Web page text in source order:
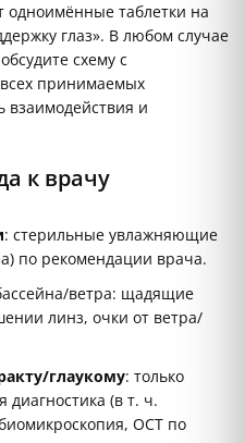
одноимённые таблетки на
глаз». В любом случае
схему с
принимаемых
взаимодействия и
к врачу
: стерильные увлажняющие
по рекомендации врача.
ветра: щадящие
линз, очки от ветра/
глаукомy: только
диагностика (в т. ч.
ОСТ по